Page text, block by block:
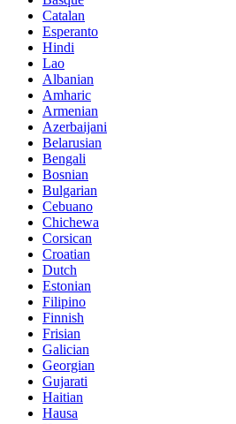
Catalan
Esperanto
Hindi
Lao
Albanian
Amharic
Armenian
Azerbaijani
Belarusian
Bengali
Bosnian
Bulgarian
Cebuano
Chichewa
Corsican
Croatian
Dutch
Estonian
Filipino
Finnish
Frisian
Galician
Georgian
Gujarati
Haitian
Hausa